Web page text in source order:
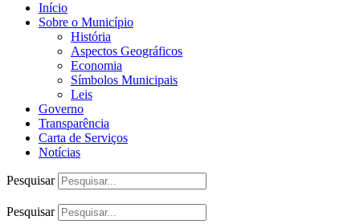
Início
Sobre o Município
História
Aspectos Geográficos
Economia
Símbolos Municipais
Leis
Governo
Transparência
Carta de Serviços
Notícias
Pesquisar
Pesquisar